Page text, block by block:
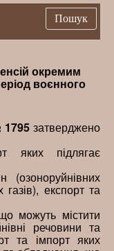
Пошук
окремим
воєнного
затверджено
яких підлягає
(озоноруйнівних
експорт та
можуть містити
речовини та
та імпорт яких